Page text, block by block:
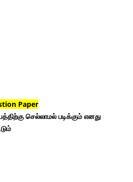
Paper
செல்லாமல் படிக்கும் எனது